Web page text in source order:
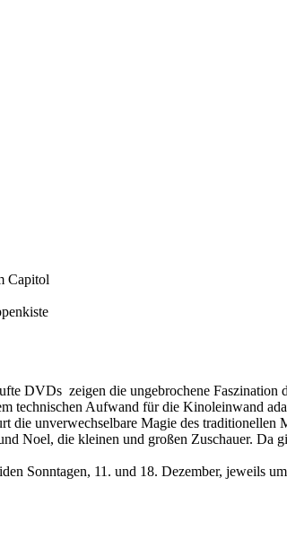
Capitol
DVDs zeigen die ungebrochene Faszination
technischen Aufwand für die Kinoleinwand
die unverwechselbare Magie des
Noel, die kleinen und großen Zuschauer. Da
Sonntagen, 11. und 18. Dezember, jeweils